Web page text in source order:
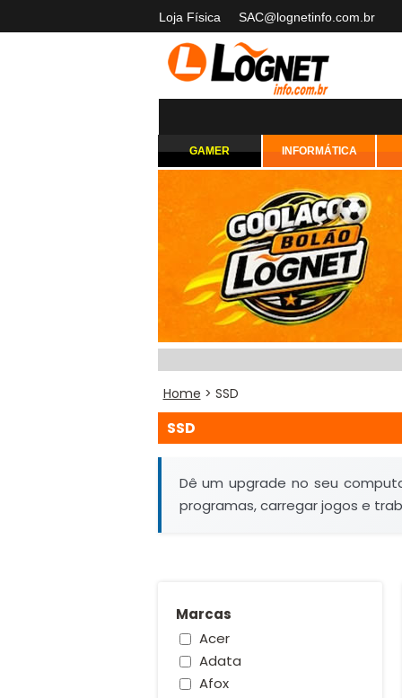
Loja Física SAC@lognetinfo.com.br
GAMER INFORMÁTICA
Home > SSD
SSD
Dê um upgrade no seu
programas, carregar jogos e
Marcas
Acer
Adata
Afox